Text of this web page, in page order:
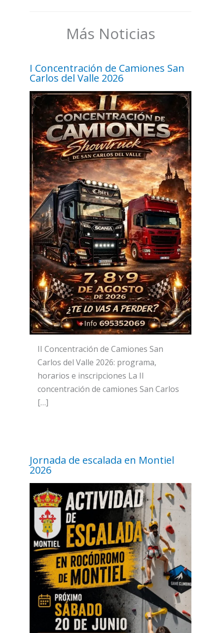
Más Noticias
I Concentración de Camiones San
Carlos del Valle 2026
II Concentración de Camiones San
Carlos del Valle 2026: programa,
horarios e inscripciones La II
concentración de camiones San Carlos
[…]
Jornada de escalada en Montiel
2026